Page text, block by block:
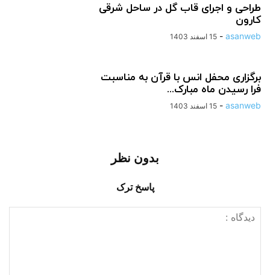
طراحی و اجرای قاب گل در ساحل شرقی
کارون
asanweb
- 15 اسفند 1403
برگزاری محفل انس با قرآن به مناسبت
فرا رسیدن ماه مبارک...
asanweb
- 15 اسفند 1403
بدون نظر
پاسخ ترک